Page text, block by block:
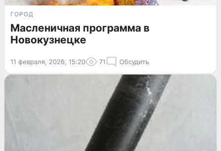
ГОРОД
Масленичная программа в
Новокузнецке
11 февраля, 2026, 15:20 71 Обсудить